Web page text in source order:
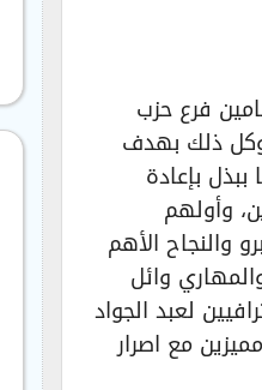
فرع حزب
وكل ذلك بهدف
بإعادة
وأولهم
والنجاح الأهم
وائل
لعبد الجواد
مع اصرار